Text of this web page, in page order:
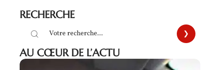
RECHERCHE
AU CŒUR DE L’ACTU